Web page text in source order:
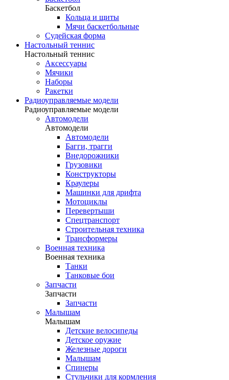
Баскетбол
Кольца и щиты
Мячи баскетбольные
Судейская форма
Настольный теннис
Настольный теннис
Аксессуары
Мячики
Наборы
Ракетки
Радиоуправляемые модели
Радиоуправляемые модели
Автомодели
Автомодели
Автомодели
Багги, трагги
Внедорожники
Грузовики
Конструкторы
Краулеры
Машинки для дрифта
Мотоциклы
Перевертыши
Спецтранспорт
Строительная техника
Трансформеры
Военная техника
Военная техника
Танки
Танковые бои
Запчасти
Запчасти
Запчасти
Малышам
Малышам
Детские велосипеды
Детское оружие
Железные дороги
Малышам
Спинеры
Стульчики для кормления